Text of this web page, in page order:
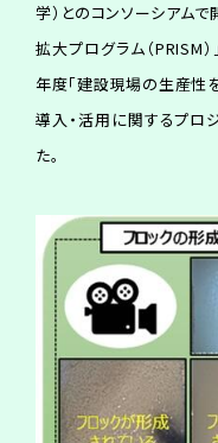
学）とのコンソーシアム
拡大プログラム（PRISM
年度「建設現場の生産性
導入・活用に関するプロ
た。